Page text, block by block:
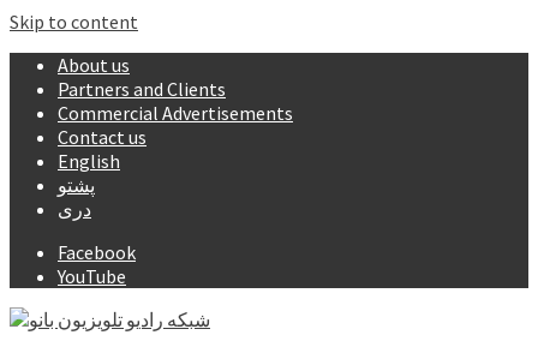
Skip to content
About us
Partners and Clients
Commercial Advertisements
Contact us
English
پشتو
دری
Facebook
YouTube